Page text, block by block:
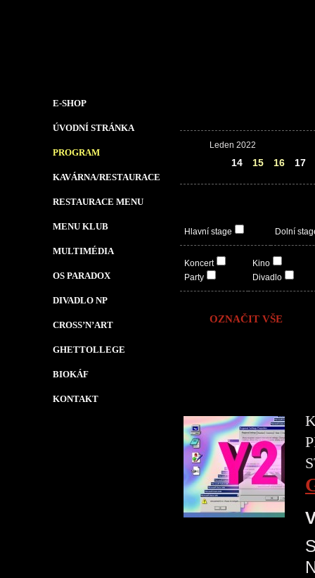
E-SHOP
ÚVODNÍ STRÁNKA
PROGRAM
KAVÁRNA/RESTAURACE
RESTAURACE MENU
MENU KLUB
MULTIMÉDIA
OS PARADOX
DIVADLO NP
CROSS’N’ART
GHETTOLLEGE
BIOKÁF
KONTAKT
Leden 2022
14 15 16 17
Hlavní stage Dolní
Koncert
Party
Kino
Divadlo
OZNAČIT VŠE